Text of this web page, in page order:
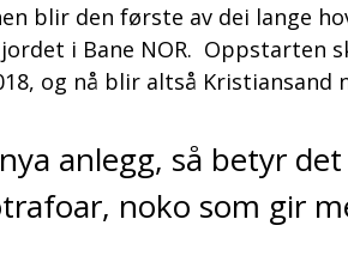
blir den første av dei lange
i Bane NOR. Oppstarten
og nå blir altså Kristiansand
anlegg, så betyr
noko som gir